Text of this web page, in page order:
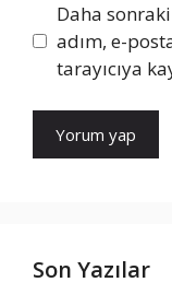
Daha
adım, e-
tarayıcıya
Son Yazılar